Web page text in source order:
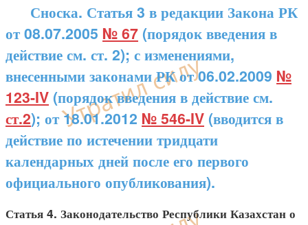
Сноска. Статья 3 в редакции Закона РК
от 08.07.2005 № 67 (порядок введения в
действие см. ст. 2); с изменениями,
внесенными законами РК от 06.02.2009 №
123-IV (порядок введения в действие см.
ст.2); от 18.01.2012 № 546-IV (вводится в
действие по истечении тридцати
календарных дней после его первого
официального опубликования).
Статья 4. Законодательство Республики Казахстан о